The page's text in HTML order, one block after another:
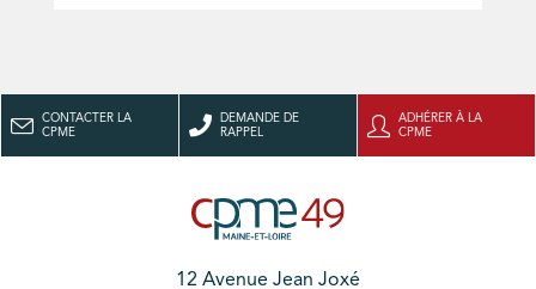
CONTACTER LA
CPME
DEMANDE DE
RAPPEL
ADHÉRER À LA
CPME
12 Avenue Jean Joxé